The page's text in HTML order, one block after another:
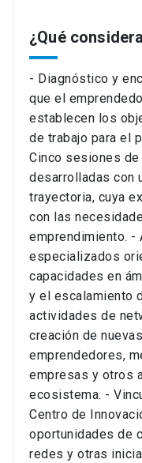
¿Qué
- Diagnóstico y
que el
establecen los
de trabajo para el
Cinco sesiones
desarrolladas con
trayectoria, cuya
con las
emprendimiento. -
especializados
capacidades en
y el escalamiento
actividades de
creación de
emprendedores,
empresas y otros
ecosistema. -
Centro de
oportunidades de
redes y otras